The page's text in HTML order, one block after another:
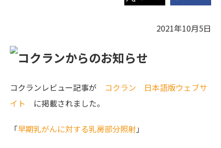
2021年10月5日
コクランレビュー記事が コクラン 日本語版ウェブサ
イト に掲載されました。
「早期乳がんに対する乳房部分照射 」